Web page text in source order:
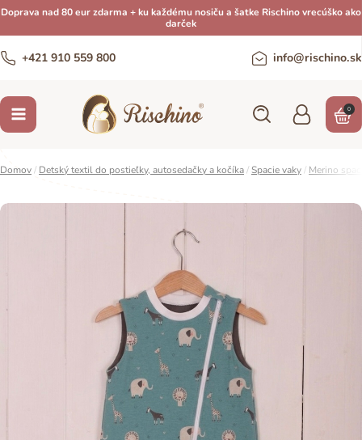
Doprava nad 80 eur zdarma + ku každému nosiču a šatke Rischino vrecúško ako
darček
+421 910 559 800 info@rischino.sk
0
Domov/ Detský textil do postieľky, autosedačky a kočíka/ Spacie vaky/ Merino